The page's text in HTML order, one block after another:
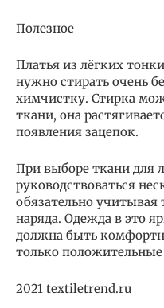
Полезное
Платья из лёгких
нужно стирать очень
химчистку. Стирка
ткани, она
появления зацепок.
При выборе ткани для
руководствоваться
обязательно
наряда. Одежда в это
должна быть
только
2021 textiletrend.ru